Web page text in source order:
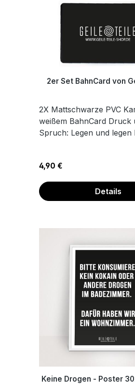
2er Set BahnCard von
2X Mattschwarze PVC
weißem BahnCard Druck
Spruch: Legen und legen
Regulärer Preis:
4,90 €
Details
Keine Drogen - Poster